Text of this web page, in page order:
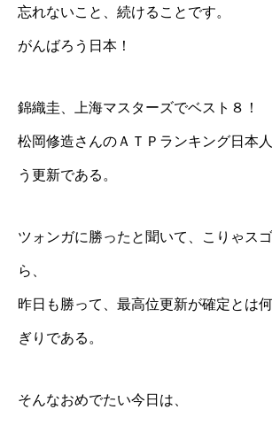
忘れないこと、続けることです。
がんばろう日本！
錦織圭、上海マスターズでベスト８！
松岡修造さんのＡＴＰランキング日本
う更新である。
ツォンガに勝ったと聞いて、こりゃス
ら、
昨日も勝って、最高位更新が確定とは
ぎりである。
そんなおめでたい今日は、